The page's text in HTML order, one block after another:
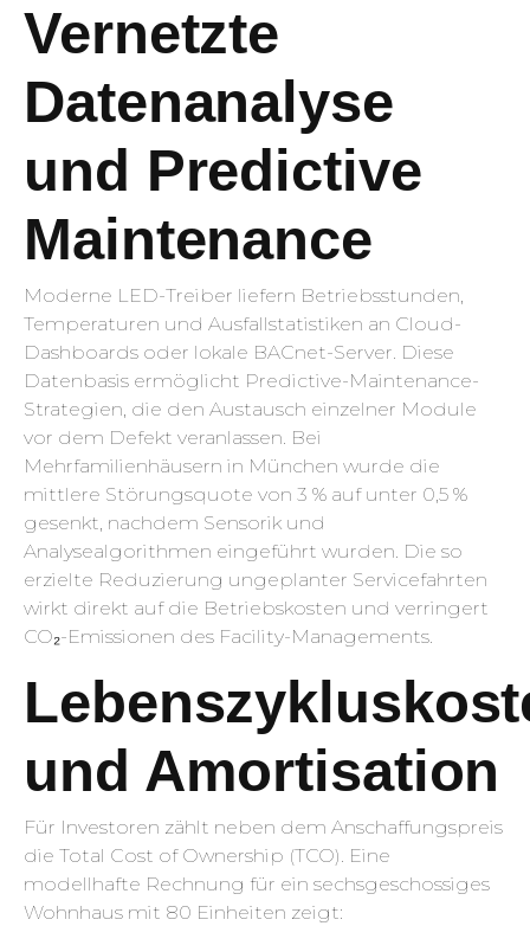
Vernetzte
Datenanalyse
und Predictive
Maintenance
Moderne LED-Treiber liefern Betriebsstunden,
Temperaturen und Ausfallstatistiken an Cloud-
Dashboards oder lokale BACnet-Server. Diese
Datenbasis ermöglicht Predictive-Maintenance-
Strategien, die den Austausch einzelner Module
vor dem Defekt veranlassen. Bei
Mehrfamilienhäusern in München wurde die
mittlere Störungsquote von 3 % auf unter 0,5 %
gesenkt, nachdem Sensorik und
Analysealgorithmen eingeführt wurden. Die so
erzielte Reduzierung ungeplanter Servicefahrten
wirkt direkt auf die Betriebskosten und verringert
CO₂-Emissionen des Facility-Managements.
und Amortisation
Für Investoren zählt neben dem Anschaffungspreis
die Total Cost of Ownership (TCO). Eine
modellhafte Rechnung für ein sechsgeschossiges
Wohnhaus mit 80 Einheiten zeigt: